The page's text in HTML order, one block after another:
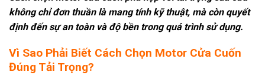
không chỉ đơn thuần là mang tính kỹ thuật, mà còn quyết
định đến sự an toàn và độ bền trong quá trình sử dụng.
Vì Sao Phải Biết Cách Chọn Motor Cửa Cuốn
Đúng Tải Trọng?